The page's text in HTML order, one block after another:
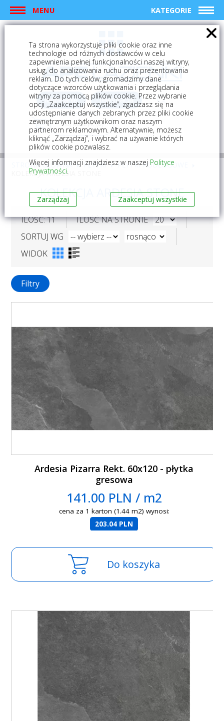
MENU KATEGORIE
logowanie rejestracja
Mój koszyk (0)
STRONA GŁÓWNA PŁYTKI
PŁYTKI PODŁOGOWE
KOLEKCJA ARDESIA STONE
KOLEKCJA ARDESIA STONE
ILOŚĆ: 11
ILOŚĆ NA STRONIE
SORTUJ WG
WIDOK
Filtry
Ardesia Pizarra Rekt. 60x120 - płytka
gresowa
141.00 PLN / m2
cena za 1 karton (1.44 m2) wynosi:
203.04 PLN
Do koszyka
Ta strona wykorzystuje pliki cookie oraz inne
technologie od różnych dostawców w celu
zapewnienia pełnej funkcjonalności naszej witryny,
usług, do analizowania ruchu oraz prezentowania
reklam. Do tych celów, gromadzimy dane
dotyczące wzorców użytkowania i przeglądania
witryny za pomocą plików cookie. Przez wybranie
opcji „Zaakceptuj wszystkie”, zgadzasz się na
udostępnianie danych zebranych przez pliki cookie
zewnętrznym użytkownikom oraz naszym
partnerom reklamowym. Alternatywnie, możesz
kliknąć „Zarządzaj”, i wybrać na używanie których
plików cookie pozwalasz.
Więcej informacji znajdziesz w naszej Polityce
Prywatności.
Zarządzaj Zaakceptuj wszystkie